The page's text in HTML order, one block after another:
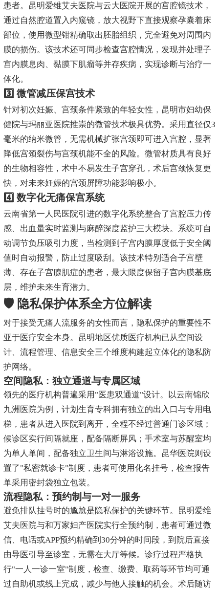
患者。昆明爱维艾夫医院与云大医院开展的宫腔镜技术，
通过自然腔道置入内窥镜，放大视野下直接观察孕囊着床
部位，使用微型钳精确取出胚胎组织，完全避免对周围内
膜的损伤。该技术还可同步检查宫腔情况，发现并处理子
宫内膜息肉、黏膜下肌瘤等并存疾病，实现诊断与治疗一
体化。
3️⃣ 微管减压保宫技术
针对初次妊娠、宫颈条件紧致的年轻女性，昆明市妇幼保
健院与玛丽亚医院推崇的微管技术极具优势。采用直径仅3
毫米的纳米微管，无需机械扩张宫颈即可进入宫腔，显著
降低宫颈裂伤与宫颈机能不全的风险。微管材质具有良好
的生物相容性，术中不易发生子宫穿孔，术后宫颈恢复更
快，对未来妊娠的宫颈屏障功能影响极小。
4️⃣ 数字化无痛保宫系统
云南省第一人民医院引进的数字化系统整合了宫腔压力传
感、出血量实时监测与麻醉深度监护三大模块。系统可自
动调节负压吸引力度，当检测到子宫内膜厚度低于安全阈
值时自动报警，防止过度吸刮。该技术特别适合子宫壁
薄、存在子宫腺肌症的患者，最大限度保留子宫内膜基底
层，维护未来生育潜力。
🛡️ 隐私保护体系全方位解读
对于接受无痛人流服务的女性而言，隐私保护的重要性不
亚于医疗安全本身。昆明地区优质医疗机构已从空间设
计、流程管理、信息安全三个维度构建起立体化的隐私防
护网络。
空间隐私：独立通道与专属区域
领先的医疗机构普遍采用"医患双通道"设计。以云南锦欣
九洲医院为例，计划生育专科拥有独立的出入口与专用电
梯，患者从进入医院到离开，全程不经过普通门诊区域；
候诊区实行间隔就座，配备隔断屏风；手术室与苏醒室均
为单人单间，配备独立卫生间与淋浴设施。昆华医院则设
置了"私密就诊卡"制度，患者可使用化名挂号，检查报告
单采用密封袋独立包装。
流程隐私：预约制与一对一服务
避免排队挂号时的尴尬是隐私保护的关键环节。昆明爱维
艾夫医院与和万家妇产医院实行全预约制，患者可通过微
信、电话或APP预约精确到30分钟的时间段，到院后直接
由导医引导至诊室，无需在大厅等候。诊疗过程严格执
行"一人一诊一室"制度，检查、缴费、取药等环节均可通
过自助机或线上完成，减少与他人接触的机会。术后随访